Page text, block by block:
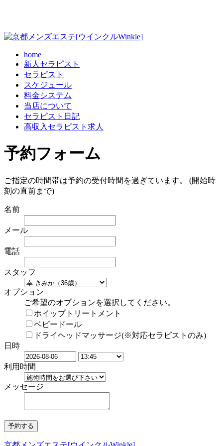
home
新人セラピスト
セラピスト
スケジュール
料金システム
当店について
セラピスト日記
高収入セラピスト求人
予約フォーム
ご指定の時間帯は予約の受付時間を過ぎています。 (開始時
刻の直前まで)
名前
メール
電話
スタッフ
オプション
ご希望のオプションを選択してください。
ホイップトリートメント
ベビードール
ドライヘッドマッサージ(※対応セラピストのみ)
日時
利用時間
メッセージ